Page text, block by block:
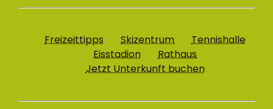
Freizeittipps Skizentrum
Tennishalle
Eisstadion
Rathaus
Jetzt Unterkunft buchen